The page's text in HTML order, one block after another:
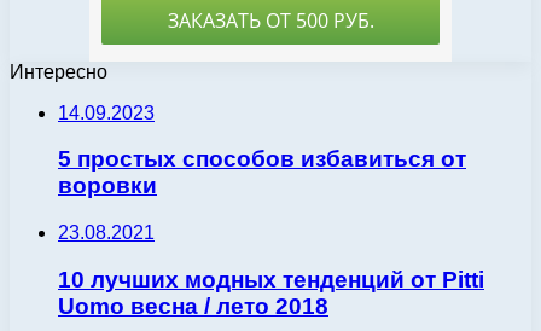
Интересно
14.09.2023
5 простых способов избавиться от
воровки
23.08.2021
10 лучших модных тенденций от Pitti
Uomo весна / лето 2018